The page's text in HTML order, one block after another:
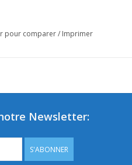
pour comparer/ Imprimer
Newsletter:
S'ABONNER